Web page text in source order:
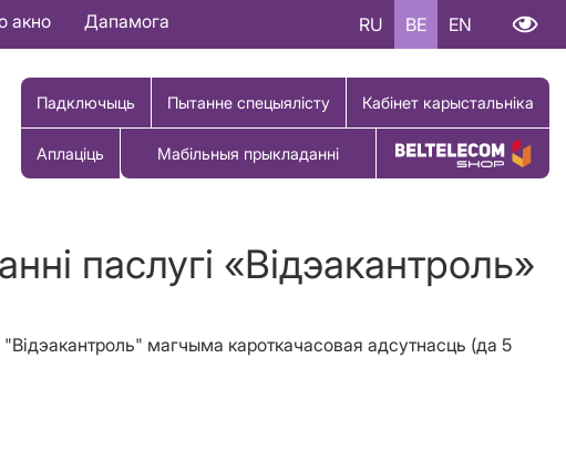
акно Дапамога RU BE EN
Падключыць Пытанне спецыялісту Кабінет карыстальніка
Аплаціць Мабільныя прыкладанні Купіць тавар
паслугi «Вiдэакантроль»
"Відэакантроль" магчыма кароткачасовая адсутнасць (да 5